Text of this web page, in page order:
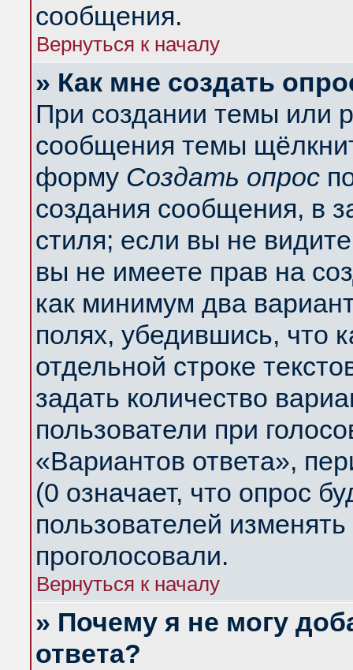
сообщения.
Вернуться к началу
» Как мне создать
При создании темы или
сообщения темы
форму Создать опрос
создания сообщения, в
стиля; если вы не
вы не имеете прав на
как минимум два
полях, убедившись, что
отдельной строке
задать количество
пользователи при
«Вариантов ответа»,
(0 означает, что опрос
пользователей
проголосовали.
Вернуться к началу
» Почему я не могу
ответа?